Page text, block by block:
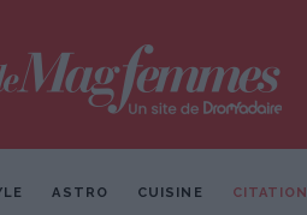
ASTRO CUISINE CITATION